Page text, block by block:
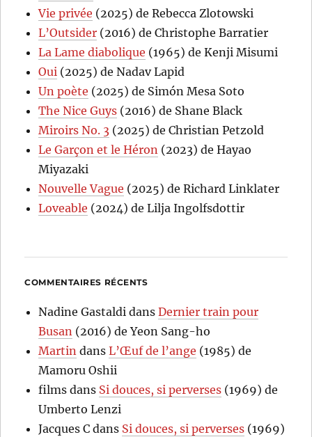
Vie privée (2025) de Rebecca Zlotowski
L’Outsider (2016) de Christophe Barratier
La Lame diabolique (1965) de Kenji Misumi
Oui (2025) de Nadav Lapid
Un poète (2025) de Simón Mesa Soto
The Nice Guys (2016) de Shane Black
Miroirs No. 3 (2025) de Christian Petzold
Le Garçon et le Héron (2023) de Hayao
Miyazaki
Nouvelle Vague (2025) de Richard Linklater
Loveable (2024) de Lilja Ingolfsdottir
COMMENTAIRES RÉCENTS
Nadine Gastaldi dansDernier train pour
Busan (2016) de Yeon Sang-ho
Martin dansL’Œuf de l’ange (1985) de
Mamoru Oshii
films dans Si douces, si perverses (1969) de
Umberto Lenzi
Jacques C dans Si douces, si perverses (1969)